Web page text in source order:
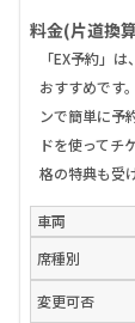
料金(片道換
「EX予約」
おすすめです
ンで簡単に予
ドを使ってチ
格の特典も受
車両
席種別
変更可否